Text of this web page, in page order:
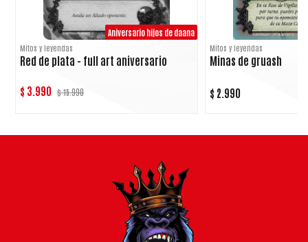
Aniversario hijos de daana
Mitos y leyendas
Red de plata - full art aniversario
$ 3.990 $ 15.990
Mitos y leyendas
Minas de gruash
$ 2.990